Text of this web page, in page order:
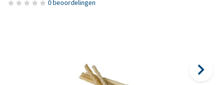
0 beoordelingen